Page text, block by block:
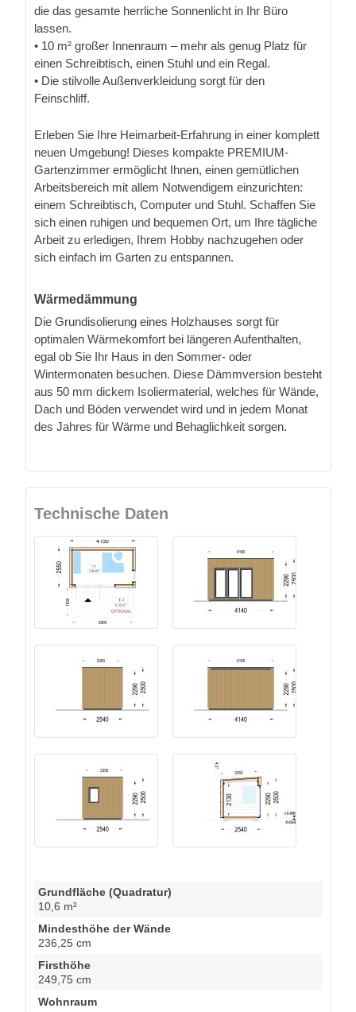
die das gesamte herrliche Sonnenlicht in Ihr Büro
lassen.
• 10 m² großer Innenraum – mehr als genug Platz für
einen Schreibtisch, einen Stuhl und ein Regal.
• Die stilvolle Außenverkleidung sorgt für den
Feinschliff.
Erleben Sie Ihre Heimarbeit-Erfahrung in einer komplett
neuen Umgebung! Dieses kompakte PREMIUM-
Gartenzimmer ermöglicht Ihnen, einen gemütlichen
Arbeitsbereich mit allem Notwendigem einzurichten:
einem Schreibtisch, Computer und Stuhl. Schaffen Sie
sich einen ruhigen und bequemen Ort, um Ihre tägliche
Arbeit zu erledigen, Ihrem Hobby nachzugehen oder
sich einfach im Garten zu entspannen.
Wärmedämmung
Die Grundisolierung eines Holzhauses sorgt für
optimalen Wärmekomfort bei längeren Aufenthalten,
egal ob Sie Ihr Haus in den Sommer- oder
Wintermonaten besuchen. Diese Dämmversion besteht
aus 50 mm dickem Isoliermaterial, welches für Wände,
Dach und Böden verwendet wird und in jedem Monat
des Jahres für Wärme und Behaglichkeit sorgen.
Technische Daten
Grundfläche (Quadratur)
10,6 m²
Mindesthöhe der Wände
236,25 cm
Firsthöhe
249,75 cm
Wohnraum